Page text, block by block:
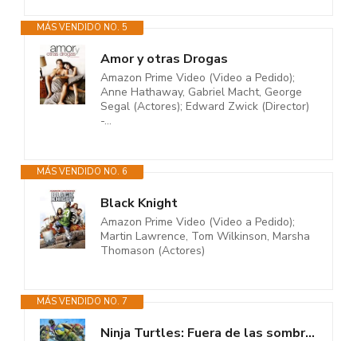
MÁS VENDIDO NO. 5
Amor y otras Drogas
Amazon Prime Video (Video a Pedido);
Anne Hathaway, Gabriel Macht, George
Segal (Actores); Edward Zwick (Director)
-...
MÁS VENDIDO NO. 6
Black Knight
Amazon Prime Video (Video a Pedido);
Martin Lawrence, Tom Wilkinson, Marsha
Thomason (Actores)
MÁS VENDIDO NO. 7
Ninja Turtles: Fuera de las sombras